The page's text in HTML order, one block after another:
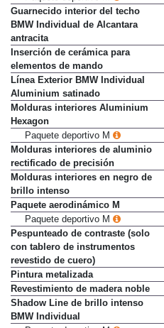
Paquete deportivo M
Guarnecido interior del techo
BMW Individual de Alcantara
antracita
Inserción de cerámica para
elementos de mando
Línea Exterior BMW Individual
Aluminium satinado
Molduras interiores Aluminium
Hexagon
Paquete deportivo M
Molduras interiores de aluminio
rectificado de precisión
Molduras interiores en negro de
brillo intenso
Paquete aerodinámico M
Paquete deportivo M
Pespunteado de contraste (solo
con tablero de instrumentos
revestido de cuero)
Pintura metalizada
Revestimiento de madera noble
Shadow Line de brillo intenso